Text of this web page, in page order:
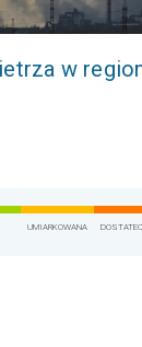
w
UMIARKOWANA